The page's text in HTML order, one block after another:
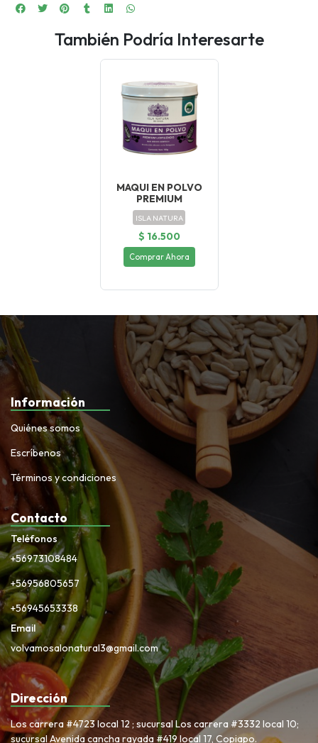
También Podría Interesarte
MAQUI EN POLVO
PREMIUM
ISLA NATURA
$ 16.500
Comprar Ahora
Información
Quiénes somos
Escríbenos
Términos y condiciones
Contacto
Teléfonos
+56973108484
+56956805657
+56945653338
Email
volvamosalonatural3@gmail.com
Dirección
Los carrera #4723 local 12 ; sucursal Los carrera #3332 local 10;
sucursal Avenida cancha rayada #419 local 17, Copiapo.